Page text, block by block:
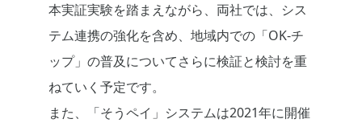
本実証実験を踏まえながら、両社では、シス
テム連携の強化を含め、地域内での「OK-チ
ップ」の普及についてさらに検証と検討を重
ねていく予定です。
また、「そうペイ」システムは2021年に開催